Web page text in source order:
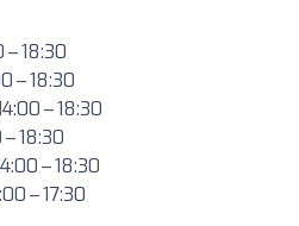
– 18:30
– 18:30
– 18:30
18:30
– 18:30
– 17:30